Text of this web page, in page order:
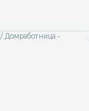
Домработница -